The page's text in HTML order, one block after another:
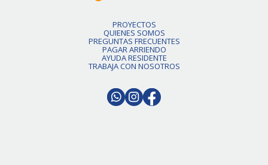
PROYECTOS
QUIENES SOMOS
PREGUNTAS FRECUENTES
PAGAR ARRIENDO
AYUDA RESIDENTE
TRABAJA CON NOSOTROS